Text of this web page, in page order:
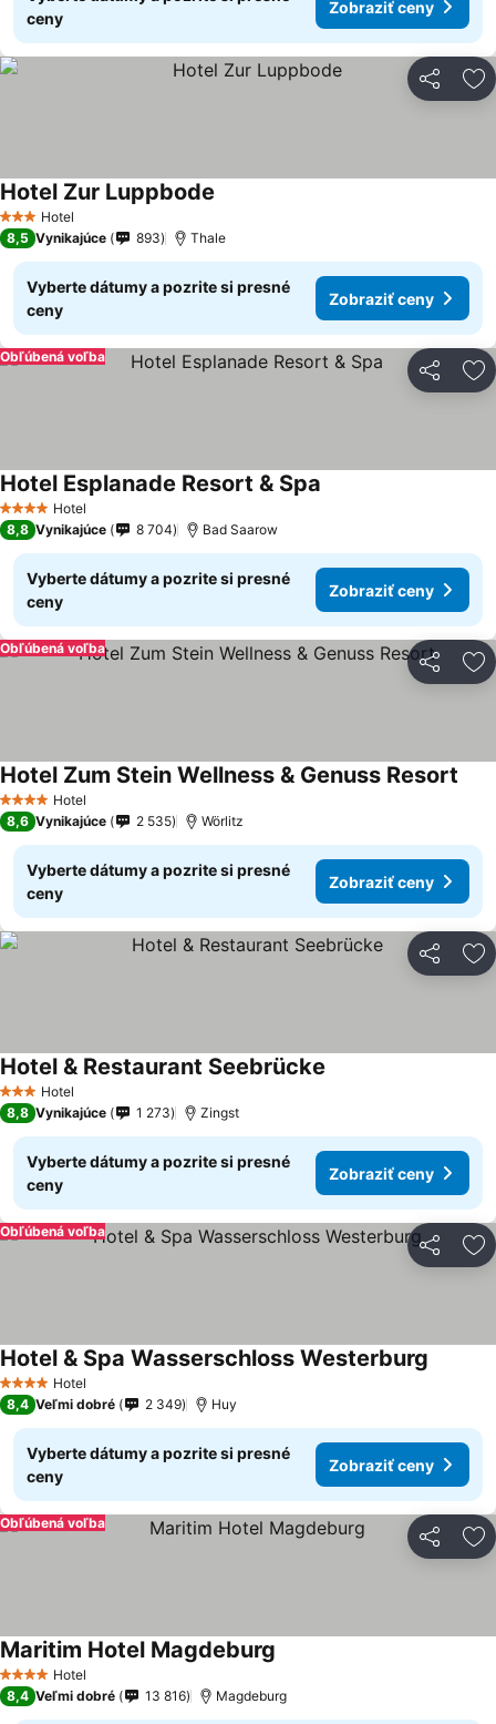
ceny
Zobraziť ceny
Zdieľať
3 Počet hviezdičiek
Hotel
Hotel Zur Luppbode
8,5 Vynikajúce 893 Thale
Vyberte dátumy a pozrite si presné
ceny
Zobraziť ceny
Zdieľať
Obľúbená voľba
4 Počet hviezdičiek
Hotel
Hotel Esplanade Resort & Spa
8,8 Vynikajúce 8 704 Bad Saarow
Vyberte dátumy a pozrite si presné
ceny
Zobraziť ceny
Zdieľať
Obľúbená voľba
4 Počet hviezdičiek
Hotel
Hotel Zum Stein Wellness & Genuss Resort
8,6 Vynikajúce 2 535 Wörlitz
Vyberte dátumy a pozrite si presné
ceny
Zobraziť ceny
Zdieľať
3 Počet hviezdičiek
Hotel
Hotel & Restaurant Seebrücke
8,8 Vynikajúce 1 273 Zingst
Vyberte dátumy a pozrite si presné
ceny
Zobraziť ceny
Zdieľať
Obľúbená voľba
4 Počet hviezdičiek
Hotel
Hotel & Spa Wasserschloss Westerburg
8,4 Veľmi dobré 2 349 Huy
Vyberte dátumy a pozrite si presné
ceny
Zobraziť ceny
Zdieľať
Obľúbená voľba
4 Počet hviezdičiek
Hotel
Maritim Hotel Magdeburg
8,4 Veľmi dobré 13 816 Magdeburg